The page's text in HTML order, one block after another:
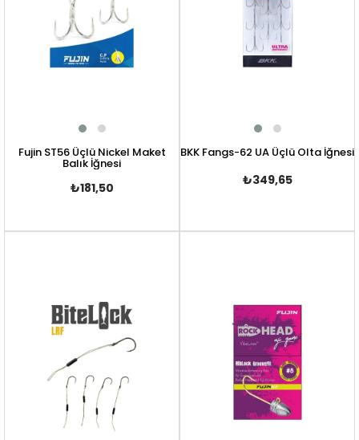
Fujin ST56 Üçlü Nickel Maket
Balık İğnesi
₺181,50
BKK Fangs-62 UA Üçlü Olta İğnesi
₺349,65